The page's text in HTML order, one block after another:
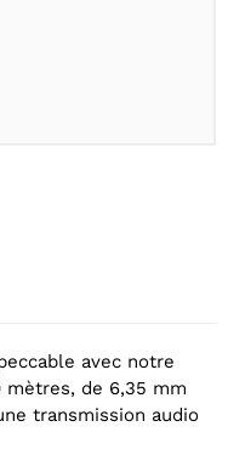
avec notre
de 6,35 mm
transmission audio